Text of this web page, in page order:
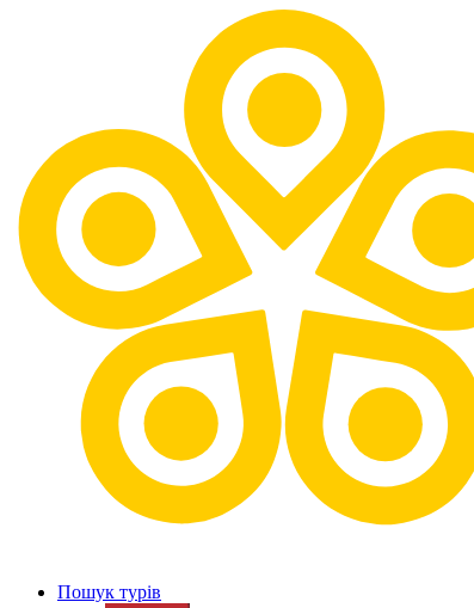
Пошук турів